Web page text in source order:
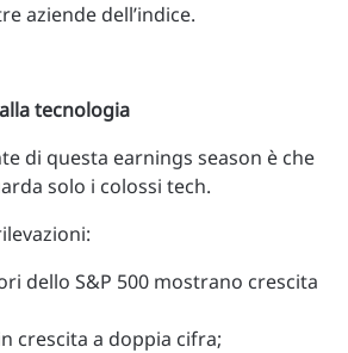
aziende dell’indice.
tecnologia
di questa earnings season è che
solo i colossi tech.
dello S&P 500 mostrano crescita
crescita a doppia cifra;